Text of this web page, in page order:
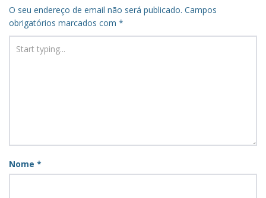
O seu endereço de email não será publicado. Campos
obrigatórios marcados com *
Nome *